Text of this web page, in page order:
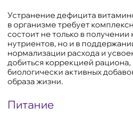
Устранение дефицита
в организме требует
состоит не только в
нутриентов, но и в
нормализации расхода и
добиться коррекцией
биологически активных
образа жизни.
Питание